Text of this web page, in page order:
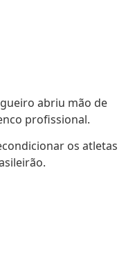
abriu mão de
profissional.
os atletas